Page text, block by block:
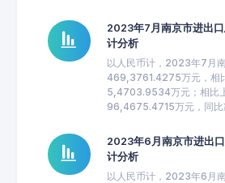
2023年7月南京市进出
计分析
以人民币计，2023年7月
469,3761.4275万元，相
5,4703.9534万元；相比
96,4675.4715万元，同比
2023年6月南京市进出
计分析
以人民币计，2023年6月